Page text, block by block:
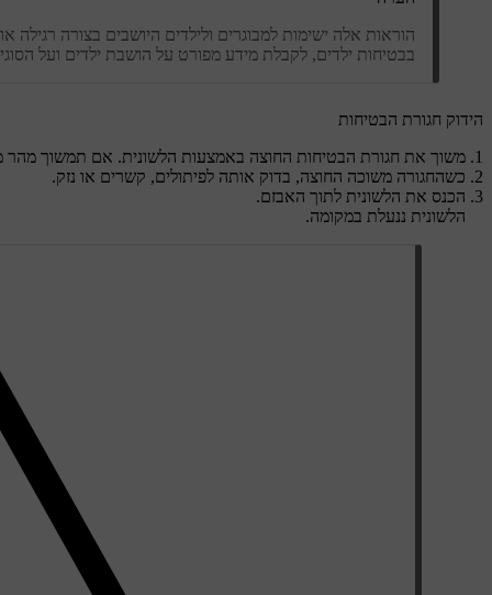
הוראות אלה ישימות למבוגרים ולילדים היושבים בצורה
בבטיחות ילדים, לקבלת מידע מפורט על הושבת ילדים ועל
הידוק חגורת הבטיחות
משוך את חגורת הבטיחות החוצה באמצעות הלשונית. אם תמשוך מהר
כשהחגורה משוכה החוצה, בדוק אותה לפיתולים, קשרים או נזק.
הכנס את הלשונית לתוך האבזם.
הלשונית ננעלת במקומה.